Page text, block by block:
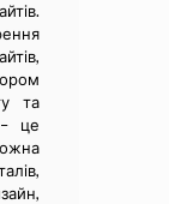
та
– це